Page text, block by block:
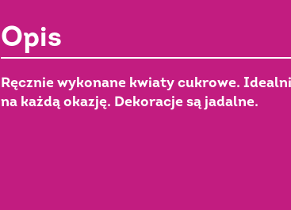
Art.:
C-
Opis
Ręcznie wykonane kwiaty cukrowe.
na każdą okazję. Dekoracje są jadalne.